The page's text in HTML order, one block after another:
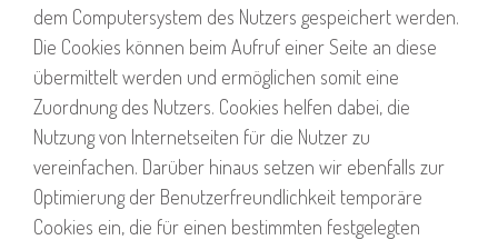
dem Computersystem des Nutzers gespeichert werden.
Die Cookies können beim Aufruf einer Seite an diese
übermittelt werden und ermöglichen somit eine
Zuordnung des Nutzers. Cookies helfen dabei, die
Nutzung von Internetseiten für die Nutzer zu
vereinfachen. Darüber hinaus setzen wir ebenfalls zur
Optimierung der Benutzerfreundlichkeit temporäre
Cookies ein, die für einen bestimmten festgelegten